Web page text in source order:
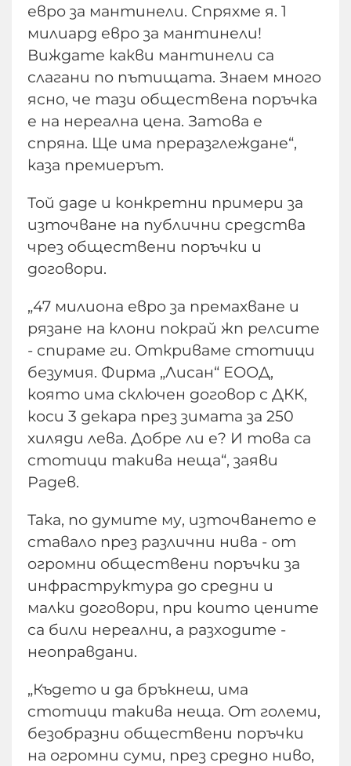
евро за мантинели. Спряхме я. 1
милиард евро за мантинели!
Виждате какви мантинели са
слагани по пътищата. Знаем много
ясно, че тази обществена поръчка
е на нереална цена. Затова е
спряна. Ще има преразглеждане“,
каза премиерът.
Той даде и конкретни примери за
източване на публични средства
чрез обществени поръчки и
договори.
„47 милиона евро за премахване и
рязане на клони покрай жп релсите
- спираме ги. Откриваме стотици
безумия. Фирма „Лисан“ ЕООД,
която има сключен договор с ДКК,
коси 3 декара през зимата за 250
хиляди лева. Добре ли е? И това са
стотици такива неща“, заяви
Радев.
Така, по думите му, източването е
ставало през различни нива - от
огромни обществени поръчки за
инфраструктура до средни и
малки договори, при които цените
са били нереални, а разходите -
неоправдани.
„Където и да бръкнеш, има
стотици такива неща. От големи,
безобразни обществени поръчки
на огромни суми, през средно ниво,